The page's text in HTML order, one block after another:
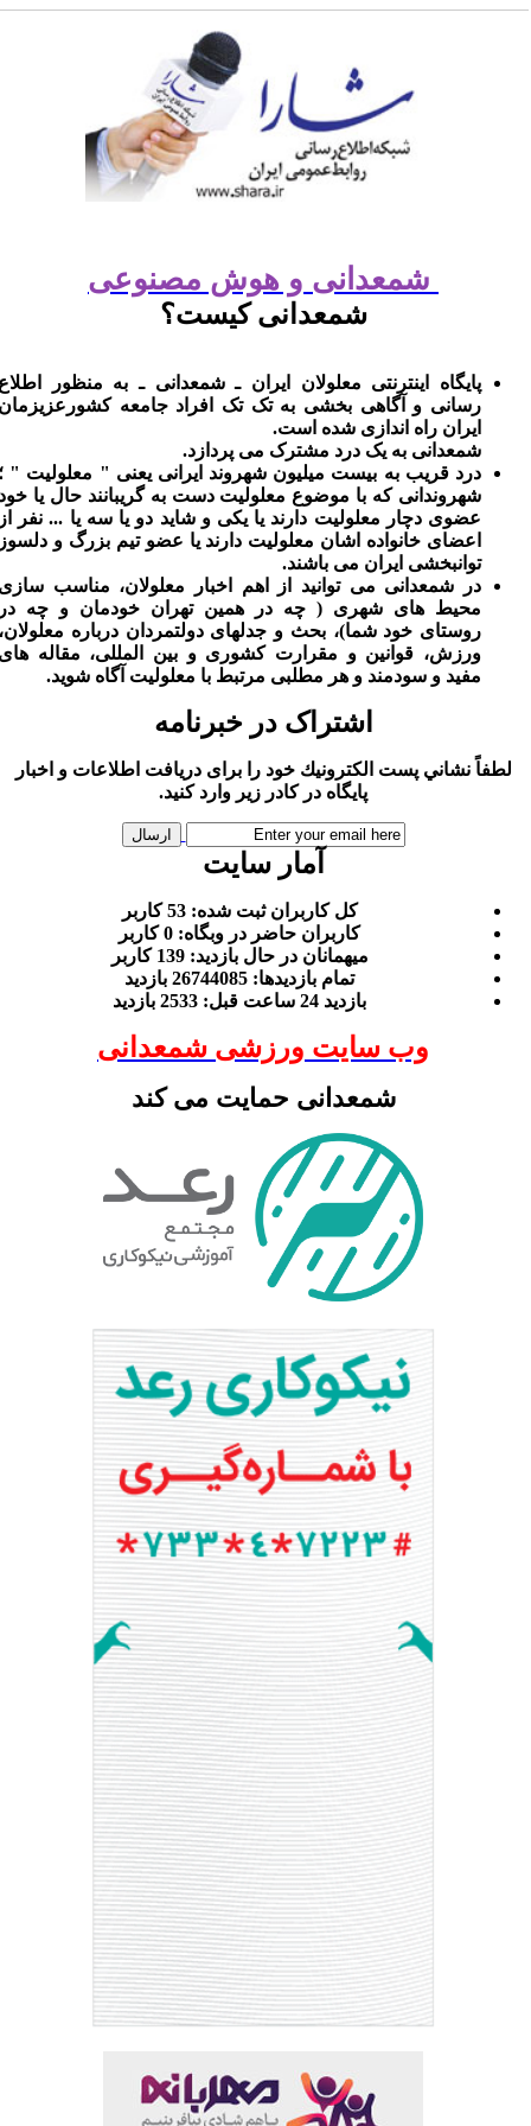
شمعدانی و هوش مصنوعی
شمعدانی کیست؟
پایگاه اینترنتی معلولان ایران ـ شمعدانی ـ به منظور اطلاع
رسانی و آگاهی بخشی به تک تک افراد جامعه کشورعزیزمان
ایران راه اندازی شده است.
شمعدانی به یک درد مشترک می پردازد.
درد قریب به بیست میلیون شهروند ایرانی یعنی " معلولیت " ؛
شهروندانی که با موضوع معلولیت دست به گریبانند حال یا خود
عضوی دچار معلولیت دارند یا یکی و شاید دو یا سه یا ... نفر از
اعضای خانواده اشان معلولیت دارند یا عضو تیم بزرگ و دلسوز
توانبخشی ایران می باشند.
در شمعدانی می توانید از اهم اخبار معلولان، مناسب سازی
محیط های شهری ( چه در همین تهران خودمان و چه در
روستای خود شما)، بحث و جدلهای دولتمردان درباره معلولان،
ورزش، قوانین و مقرارت کشوری و بین المللی، مقاله های
مفید و سودمند و هر مطلبی مرتبط با معلولیت آگاه شوید.
اشتراک در خبرنامه
لطفاً نشاني پست الكترونيك خود را برای دريافت اطلاعات و اخبار
پايگاه در كادر زير وارد كنيد.
آمار سایت
كل کاربران ثبت شده: 53 کاربر
کاربران حاضر در وبگاه: 0 کاربر
ميهمانان در حال بازديد: 139 کاربر
تمام بازديد‌ها: 26744085 بازدید
بازديد 24 ساعت قبل: 2533 بازدید
وب سایت ورزشی شمعدانی
شمعدانی حمایت می کند